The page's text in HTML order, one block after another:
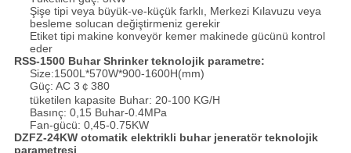
Şişe tipi veya büyük-ve-küçük farklı, Merkezi Kılavuzu veya
besleme solucan değiştirmeniz gerekir
Etiket tipi makine konveyör kemer makinede gücünü kontrol
eder
RSS-1500 Buhar Shrinker teknolojik parametre:
Size:1500L*570W*900-1600H(mm)
Güç: AC 3￠380
tüketilen kapasite Buhar: 20-100 KG/H
Basınç: 0,15 Buhar-0.4MPa
Fan-gücü: 0,45-0.75KW
DZFZ-24KW otomatik elektrikli buhar jeneratör teknolojik
parametresi